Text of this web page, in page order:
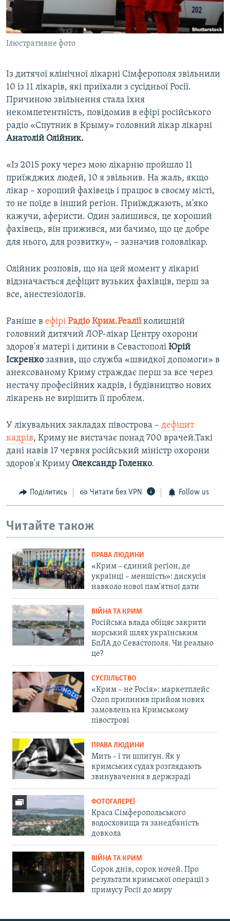
ВІДЕОУРОКИ «ELIFBE»
СВІДЧЕННЯ ОКУПАЦІЇ
УКРАЇНСЬКА ПРОБЛЕМА КРИМУ
Qırımtatar
Усі сайти RFE/RL
Ілюстративне фото
Із дитячої клінічної лікарні Сімферополя звільнили
10 із 11 лікарів, які приїхали з сусідньої Росії.
Причиною звільнення стала їхня
некомпетентність, повідомив в ефірі російського
радіо «Спутник в Крыму» головний лікар лікарні
Анатолій Олійник.
«Із 2015 року через мою лікарню пройшло 11
приїжджих людей, 10 я звільнив. На жаль, якщо
лікар – хороший фахівець і працює в своєму місті,
то не поїде в інший регіон. Приїжджають, м'яко
кажучи, аферисти. Один залишився, це хороший
фахівець, він прижився, ми бачимо, що це добре
для нього, для розвитку», – зазначив головлікар.
Олійник розповів, що на цей момент у лікарні
відзначається дефіцит вузьких фахівців, перш за
все, анестезіологів.
Раніше в ефірі Радіо Крим.Реалії колишній
головний дитячий ЛОР-лікар Центру охорони
здоров'я матері і дитини в Севастополі Юрій
Іскренко заявив, що служба «швидкої допомоги» в
анексованому Криму страждає перш за все через
нестачу професійних кадрів, і будівництво нових
лікарень не вирішить її проблем.
У лікувальних закладах півострова – дефіцит
кадрів, Криму не вистачає понад 700 врачей.Такі
дані навів 17 червня російський міністр охорони
здоров'я Криму Олександр Голенко.
Поділитись Читати без VPN Follow us
Читайте також
ПРАВА ЛЮДИНИ
«Крим – єдиний регіон, де
українці – меншість»: дискусія
навколо нової пам'ятної дати
ВІЙНА ТА КРИМ
Російська влада обіцяє закрити
морський шлях українським
БпЛА до Севастополя. Чи реально
це?
СУСПІЛЬСТВО
«Крим – не Росія»: маркетплейс
Ozon припинив прийом нових
замовлень на Кримському
півострові
ПРАВА ЛЮДИНИ
Мить – і ти шпигун. Як у
кримських судах розглядають
звинувачення в держзраді
ФОТОГАЛЕРЕЇ
Краса Сімферопольського
водосховища та занедбаність
довкола
ВІЙНА ТА КРИМ
Сорок днів, сорок ночей. Про
результати кримської операції з
примусу Росії до миру